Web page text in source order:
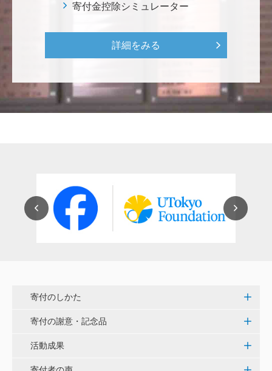
世界のISAKI」を実現し、日本を、そして世界をリー
ス・プロジェクト（三崎臨海実験所）>
穴吹 善範
昨春に開催された小石川植物園の観桜会は素晴らし
用いただけると幸いです。 <東京大学動物医療センタ
ー未来基金（東大VMC基金）>
白石流司、その始まりを赤門に。 <ひらけ！赤門プロ
ジェクト>
寄付金控除シミュレーター
詳細をみる
寄付のしかた
寄付の謝意・記念品
活動成果